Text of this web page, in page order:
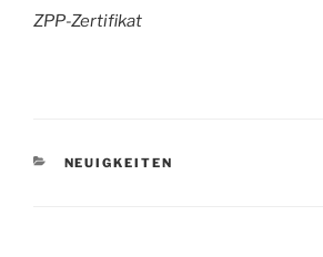
ZPP-Zertifikat
KATEGORIEN
NEUIGKEITEN